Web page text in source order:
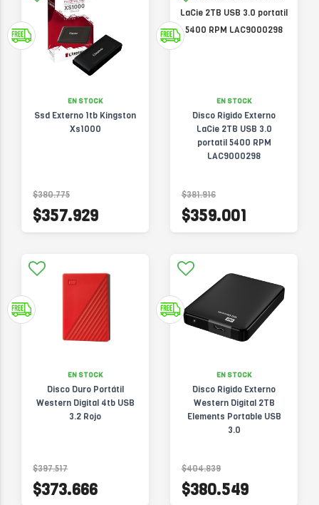
EN STOCK
Ssd Externo 1tb Kingston
Xs1000
$380.775
$357.929
EN STOCK
Disco Rigido Externo
LaCie 2TB USB 3.0
portatil 5400 RPM
LAC9000298
$381.916
$359.001
EN STOCK
Disco Duro Portátil
Western Digital 4tb USB
3.2 Rojo
$397.517
$373.666
EN STOCK
Disco Rigido Externo
Western Digital 2TB
Elements Portable USB
3.0
$404.839
$380.549